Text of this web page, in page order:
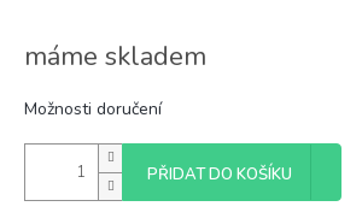
máme skladem
Možnosti doručení
PŘIDAT DO KOŠÍKU